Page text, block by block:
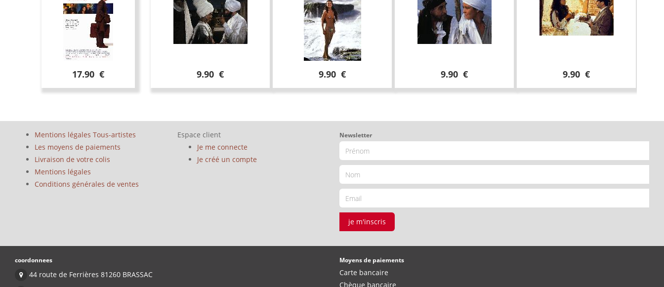
17.90 € 9.90 € 9.90 € 9.90 € 9.90 €
Mentions légales Tous-artistes
Les moyens de paiements
Livraison de votre colis
Mentions légales
Conditions générales de ventes
Espace client
Je me connecte
Je créé un compte
Newsletter
je m'inscris
coordonnees
44 route de Ferrières 81260 BRASSAC
Moyens de paiements
Carte bancaire
Chèque bancaire